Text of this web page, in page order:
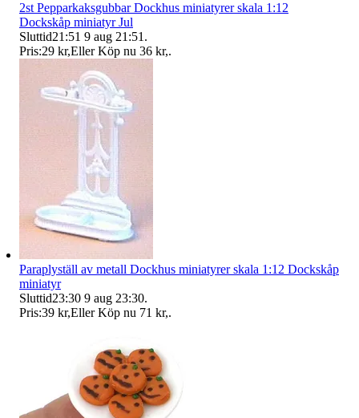
2st Pepparkaksgubbar Dockhus miniatyrer skala 1:12
Dockskåp miniatyr Jul
Sluttid21:51 9 aug 21:51 .
Pris:29 kr,Eller Köp nu 36 kr,.
Paraplyställ av metall Dockhus miniatyrer skala 1:12 Dockskåp
miniatyr
Sluttid23:30 9 aug 23:30.
Pris:39 kr,Eller Köp nu 71 kr,.